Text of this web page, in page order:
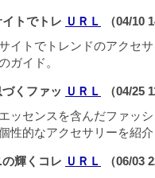
トでトレ ＵＲＬ
（04/10
イトでトレンドのアクセ
ガイド。
くファッ ＵＲＬ
（04/25
ッセンスを含んだファッ
性的なアクセサリーを紹
輝くコレ ＵＲＬ
（06/03